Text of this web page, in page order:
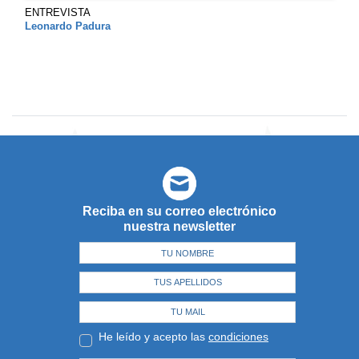
ENTREVISTA
Leonardo Padura
Reciba en su correo electrónico
nuestra newsletter
He leído y acepto las condiciones